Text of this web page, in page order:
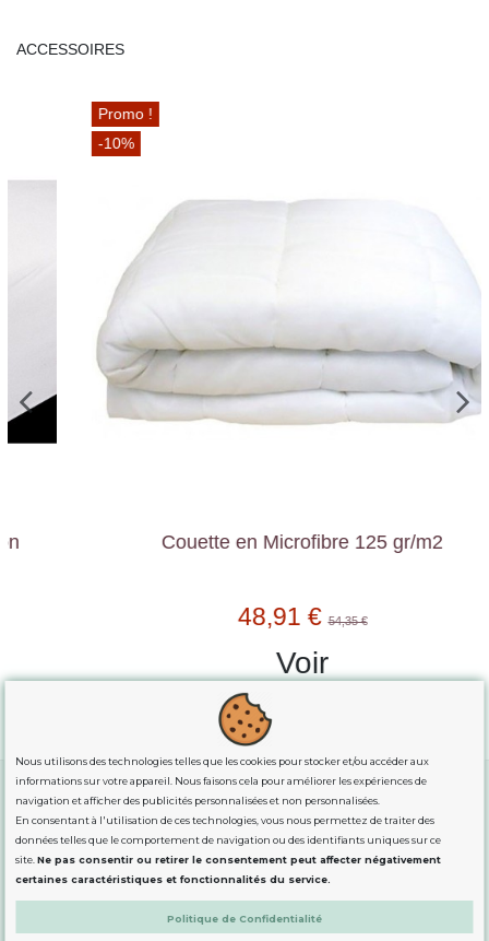
ACCESSOIRES
Couette en Microfibre 125 gr/m2
48,91 €54,35 €
GUIDE DES TAILLES
INFORMATION
Nous utilisons des technologies telles que les cookies pour stocker et/ou accéder aux
informations sur votre appareil. Nous faisons cela pour améliorer les expériences de
navigation et afficher des publicités personnalisées et non personnalisées.
En consentant à l'utilisation de ces technologies, vous nous permettez de traiter des
données telles que le comportement de navigation ou des identifiants uniques sur ce
site.Ne pas consentir ou retirer le consentement peut affecter négativement
certaines caractéristiques et fonctionnalités du service.
Politique de Confidentialité